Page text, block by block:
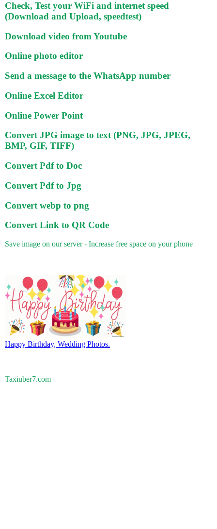
Check, Test your WiFi and internet speed
(Download and Upload, speedtest)
Download video from Youtube
Online photo editor
Send a message to the WhatsApp number
Online Excel Editor
Online Power Point
Convert JPG image to text (PNG, JPG, JPEG,
BMP, GIF, TIFF)
Convert Pdf to Doc
Convert Pdf to Jpg
Convert webp to png
Convert Link to QR Code
Save image on our server - Increase free space on your phone
Happy Birthday, Wedding Photos.
Taxiuber7.com